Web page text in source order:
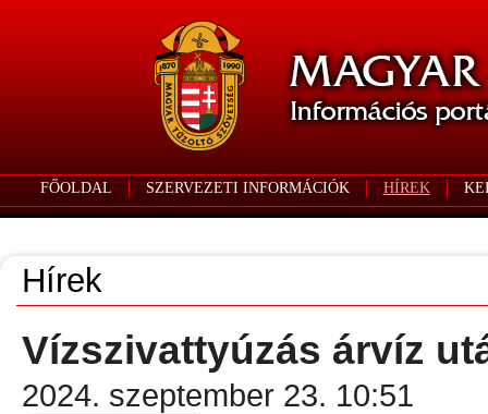
FŐOLDAL SZERVEZETI INFORMÁCIÓK HÍREK
Hírek
Vízszivattyúzás árvíz
2024. szeptember 23. 10:51